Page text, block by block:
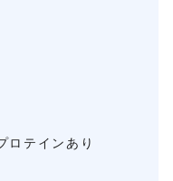
ロテインあり